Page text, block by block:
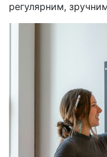
регулярним,